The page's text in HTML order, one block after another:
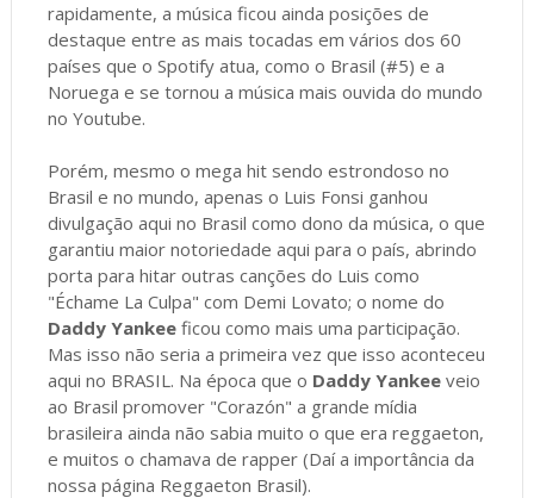
rapidamente, a música ficou ainda posições de
destaque entre as mais tocadas em vários dos 60
países que o Spotify atua, como o Brasil (#5) e a
Noruega e se tornou a música mais ouvida do mundo
no Youtube.
Porém, mesmo o mega hit sendo estrondoso no
Brasil e no mundo, apenas o Luis Fonsi ganhou
divulgação aqui no Brasil como dono da música, o que
garantiu maior notoriedade aqui para o país, abrindo
porta para hitar outras canções do Luis como
"Échame La Culpa" com Demi Lovato; o nome do
Daddy Yankee ficou como mais uma participação.
Mas isso não seria a primeira vez que isso aconteceu
aqui no BRASIL. Na época que o Daddy Yankeeveio
ao Brasil promover "Corazón" a grande mídia
brasileira ainda não sabia muito o que era reggaeton,
e muitos o chamava de rapper (Daí a importância da
nossa página Reggaeton Brasil).